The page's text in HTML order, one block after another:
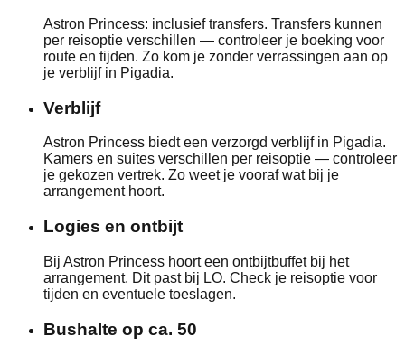
Astron Princess: inclusief transfers. Transfers kunnen
per reisoptie verschillen — controleer je boeking voor
route en tijden. Zo kom je zonder verrassingen aan op
je verblijf in Pigadia.
Verblijf
Astron Princess biedt een verzorgd verblijf in Pigadia.
Kamers en suites verschillen per reisoptie — controleer
je gekozen vertrek. Zo weet je vooraf wat bij je
arrangement hoort.
Logies en ontbijt
Bij Astron Princess hoort een ontbijtbuffet bij het
arrangement. Dit past bij LO. Check je reisoptie voor
tijden en eventuele toeslagen.
Bushalte op ca. 50